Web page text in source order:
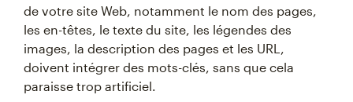
de votre site Web, notamment le nom des pages,
les en-têtes, le texte du site, les légendes des
images, la description des pages et les URL,
doivent intégrer des mots-clés, sans que cela
paraisse trop artificiel.